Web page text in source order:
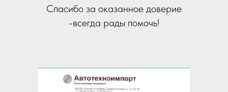
Спасибо за оказанное доверие
-всегда рады помочь!